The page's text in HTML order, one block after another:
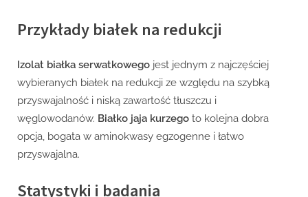
Przykłady białek na redukcji
Izolat białka serwatkowego jest jednym z najczęściej
wybieranych białek na redukcji ze względu na szybką
przyswajalność i niską zawartość tłuszczu i
węglowodanów. Białko jaja kurzego to kolejna dobra
opcja, bogata w aminokwasy egzogenne i łatwo
przyswajalna.
Statystyki i badania